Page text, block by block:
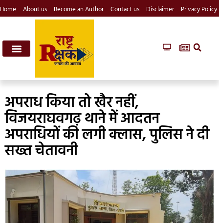
Home About us Become an Author Contact us Disclaimer Privacy Policy
अपराध किया तो खैर नहीं,
विजयराघवगढ़ थाने में आदतन
अपराधियों की लगी क्लास, पुलिस ने दी
सख्त चेतावनी